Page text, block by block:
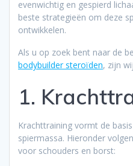
evenwichtig en gespierd
beste strategieën om deze
ontwikkelen.
Als u op zoek bent naar de
bodybuilder steroïden, zijn
1.
Krachttraining vormt de
spiermassa. Hieronder
voor schouders en borst: